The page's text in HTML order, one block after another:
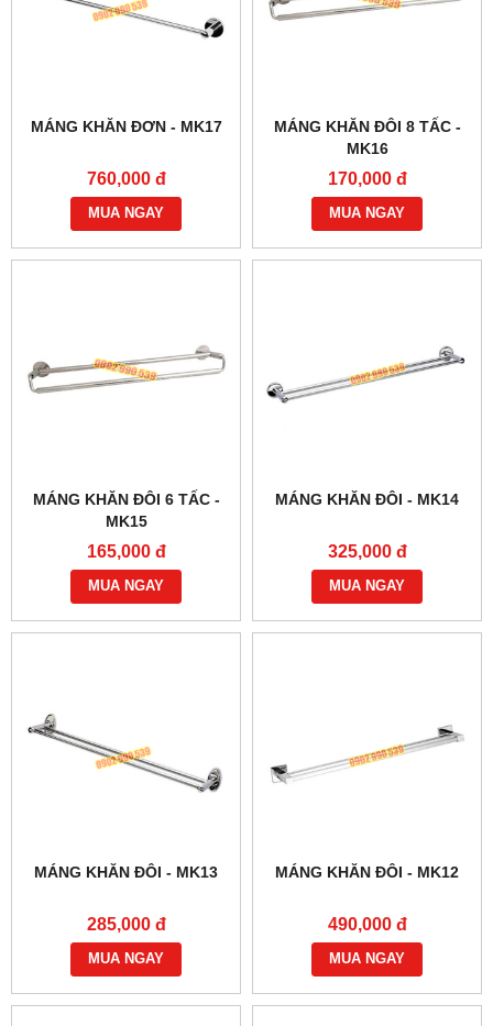
MÁNG KHĂN ĐƠN - MK17
760,000 đ
MUA NGAY
MÁNG KHĂN ĐÔI 8 TẤC -
MK16
170,000 đ
MUA NGAY
MÁNG KHĂN ĐÔI 6 TẤC -
MK15
165,000 đ
MUA NGAY
MÁNG KHĂN ĐÔI - MK14
325,000 đ
MUA NGAY
MÁNG KHĂN ĐÔI - MK13
285,000 đ
MUA NGAY
MÁNG KHĂN ĐÔI - MK12
490,000 đ
MUA NGAY